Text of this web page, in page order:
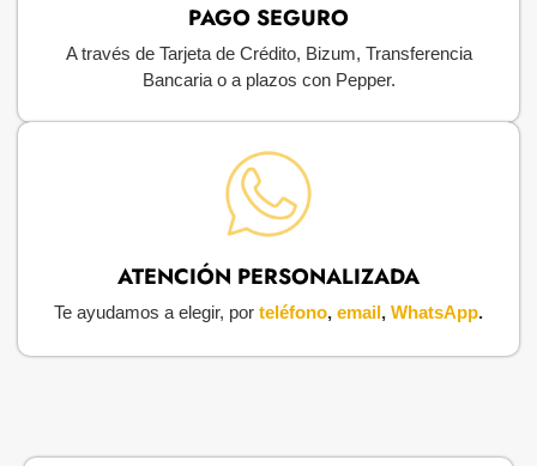
PAGO SEGURO
A través de Tarjeta de Crédito, Bizum, Transferencia
Bancaria o a plazos con Pepper.
ATENCIÓN PERSONALIZADA
Te ayudamos a elegir, por teléfono, email, WhatsApp.